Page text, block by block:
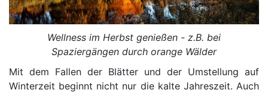
Wellness im Herbst genießen - z.B. bei
Spaziergängen durch orange Wälder
Mit dem Fallen der Blätter und der Umstellung auf
Winterzeit beginnt nicht nur die kalte Jahreszeit. Auch